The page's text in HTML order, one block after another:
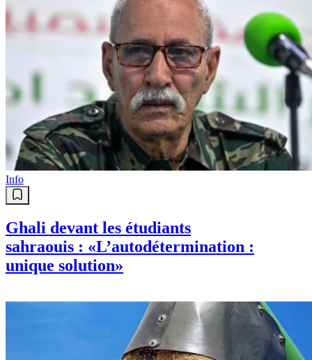
Info
Ghali devant les étudiants
sahraouis : «L’autodétermination :
unique solution»